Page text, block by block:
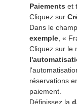
Paiements et
Cliquez sur
Dans le champ
exemple , «
Cliquez sur le
réservations
paiement.
Définissez la